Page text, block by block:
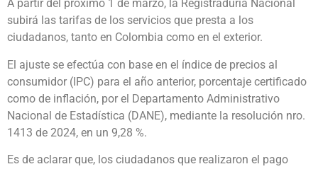
A partir del próximo 1 de marzo, la Registraduría Nacional
subirá las tarifas de los servicios que presta a los
ciudadanos, tanto en Colombia como en el exterior.
El ajuste se efectúa con base en el índice de precios al
consumidor (IPC) para el año anterior, porcentaje certificado
como de inflación, por el Departamento Administrativo
Nacional de Estadística (DANE), mediante la resolución nro.
1413 de 2024, en un 9,28 %.
Es de aclarar que, los ciudadanos que realizaron el pago